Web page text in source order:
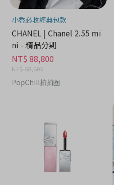
小香必收經典包款
CHANEL | Chanel 2.55 mi
ni - 精品分期
NT$ 88,800
NT$ 88,800
PopChill拍拍圈